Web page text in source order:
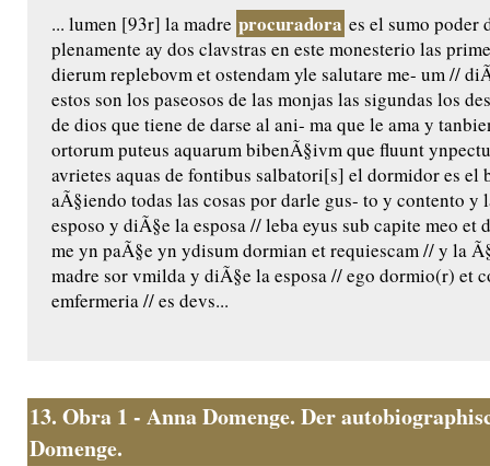
... lumen [93r] la madre procuradora es el sumo poder
plenamente ay dos clavstras en este monesterio las
dierum replebovm et ostendam yle salutare me- um //
estos son los paseosos de las monjas las sigundas los
de dios que tiene de darse al ani- ma que le ama y
ortorum puteus aquarum bibenÃ§ivm que fluunt
avrietes aquas de fontibus salbatori[s] el dormidor es el
aÃ§iendo todas las cosas por darle gus- to y contento y
esposo y diÃ§e la esposa // leba eyus sub capite meo et
me yn paÃ§e yn ydisum dormian et requiescam // y la
madre sor vmilda y diÃ§e la esposa // ego dormio(r) et
emfermeria // es devs...
13. Obra 1 - Anna Domenge. Der
Domenge.